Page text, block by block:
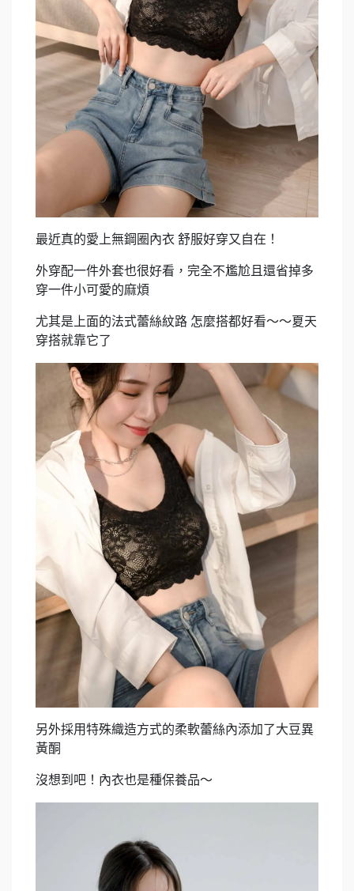
最近真的愛上無鋼圈內衣 舒服好穿又自在！
外穿配一件外套也很好看，完全不尷尬且還省掉多
穿一件小可愛的麻煩
尤其是上面的法式蕾絲紋路 怎麼搭都好看～～夏天
穿搭就靠它了
另外採用特殊織造方式的柔軟蕾絲內添加了大豆異
黃酮
沒想到吧！內衣也是種保養品～